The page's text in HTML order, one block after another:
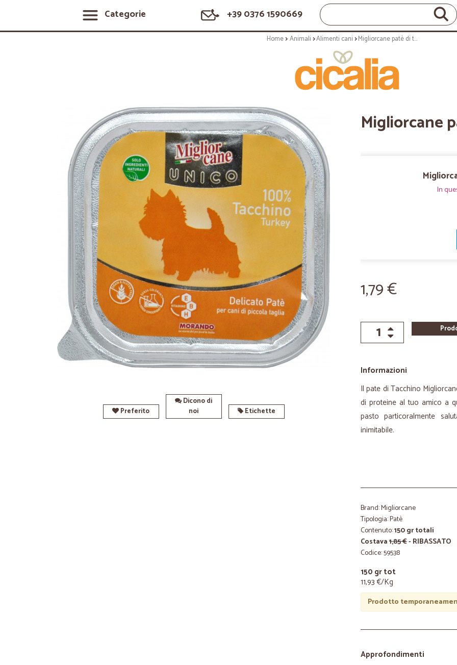
Categorie +39 0376 1590669
Home Animali Alimenti cani Migliorcane patè di tacchino gr.150
Preferito
Dicono di
noi
Etichette
Migliorcane
In
1,79 €
Informazioni
Il pate di Tacchino
di proteine al tuo amico a
pasto particoralmente
inimitabile.
Brand: Migliorcane
Tipologia: Patè
Contenuto:150 gr totali
Costava1,85 €- RIBASSATO
Codice: 59538
150 gr tot
11,93 €/Kg
Prodotto
Approfondimenti